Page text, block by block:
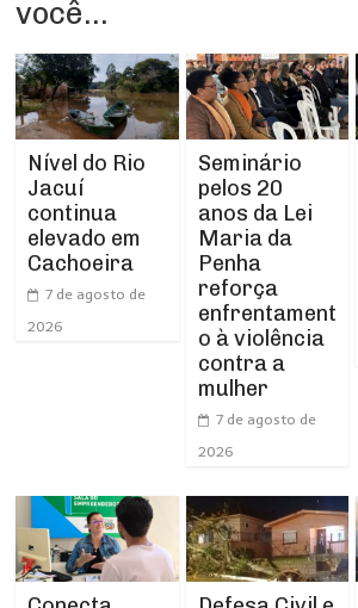
você...
Nível do Rio
Jacuí
continua
elevado em
Cachoeira
7 de agosto de
2026
Seminário
pelos 20
anos da Lei
Maria da
Penha
reforça
enfrentament
o à violência
contra a
mulher
7 de agosto de
2026